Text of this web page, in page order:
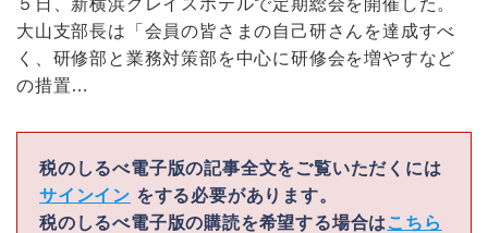
５日、新横浜グレイスホテルで定期総会を開催した。
大山支部長は「会員の皆さまの自己研さんを達成すべ
く、研修部と業務対策部を中心に研修会を増やすなど
の措置…
税のしるべ電子版の記事全文をご覧いただくには
サインイン をする必要があります。
税のしるべ電子版の購読を希望する場合は こちら